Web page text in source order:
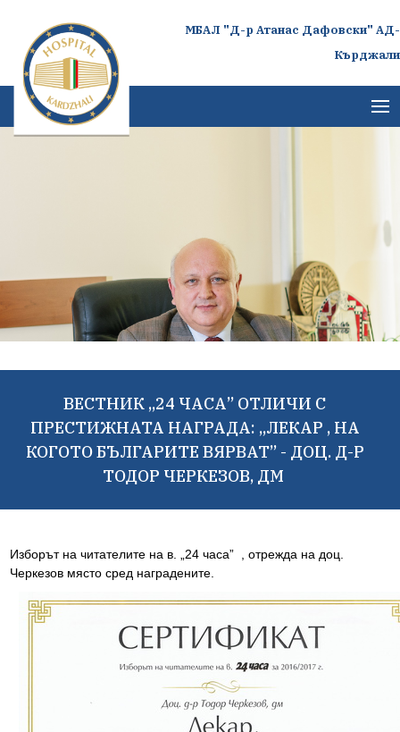
МБАЛ "Д-р Атанас Дафовски" АД-
Кърджали
ВЕСТНИК „24 ЧАСА” ОТЛИЧИ С
ПРЕСТИЖНАТА НАГРАДА: „ЛЕКАР , НА
КОГОТО БЪЛГАРИТЕ ВЯРВАТ” - ДОЦ. Д-Р
ТОДОР ЧЕРКЕЗОВ, ДМ
Изборът на читателите на в. „24 часа” , отрежда на доц.
Черкезов място сред наградените.